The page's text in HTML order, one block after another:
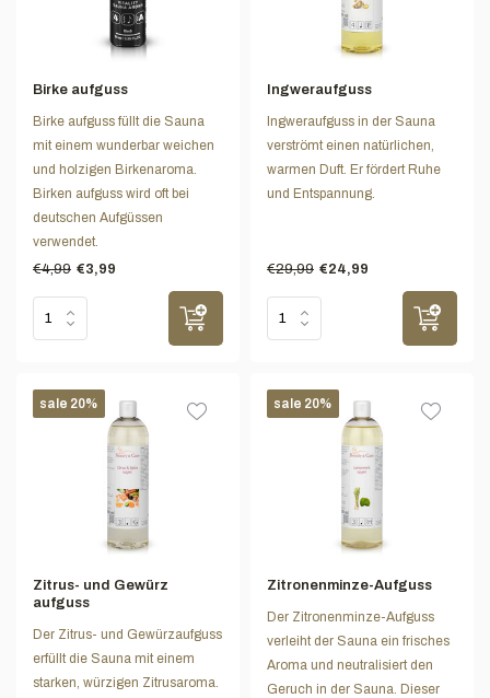
Birke aufguss
Birke aufguss füllt die Sauna
mit einem wunderbar weichen
und holzigen Birkenaroma.
Birken aufguss wird oft bei
deutschen Aufgüssen
verwendet.
€4,99 €3,99
Ingweraufguss
Ingweraufguss in der Sauna
verströmt einen natürlichen,
warmen Duft. Er fördert Ruhe
und Entspannung.
€29,99 €24,99
sale 20%
Zitrus- und Gewürz
aufguss
Der Zitrus- und Gewürzaufguss
erfüllt die Sauna mit einem
starken, würzigen Zitrusaroma.
sale 20%
Zitronenminze-Aufguss
Der Zitronenminze-Aufguss
verleiht der Sauna ein frisches
Aroma und neutralisiert den
Geruch in der Sauna. Dieser